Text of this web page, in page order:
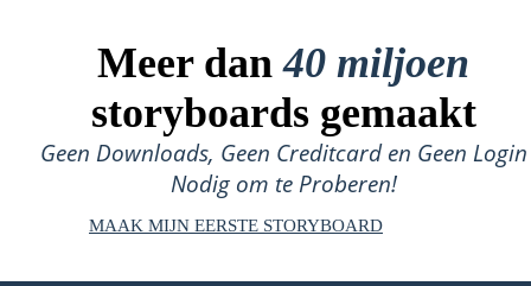
Meer dan40 miljoen
storyboards gemaakt
Geen Downloads, Geen Creditcard en Geen Login
Nodig om te Proberen!
MAAK MIJN EERSTE STORYBOARD